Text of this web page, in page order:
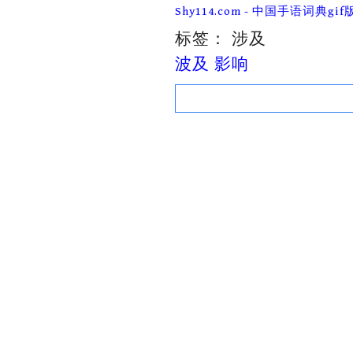
Skip
content
Shy114.com - 中国手语词典gif
标签： 涉及
波及 影响
Search